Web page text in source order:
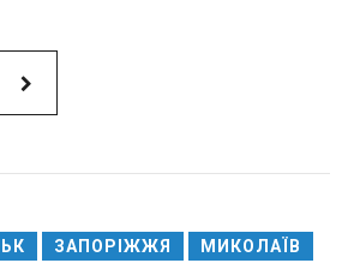
ЗАПОРІЖЖЯ МИКОЛАЇВ